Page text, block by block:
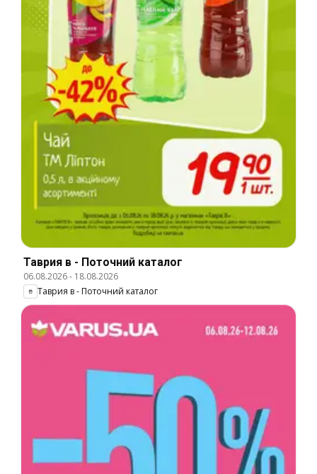
Таврия в - Поточний каталог
06.08.2026- 18.08.2026
Таврия в - Поточний каталог